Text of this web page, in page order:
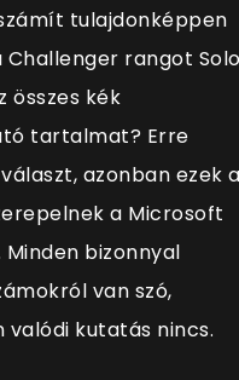
tulajdonképpen
rangot
összes kék
tartalmat? Erre
azonban ezek
a Microsoft
bizonnyal
van szó,
kutatás nincs.